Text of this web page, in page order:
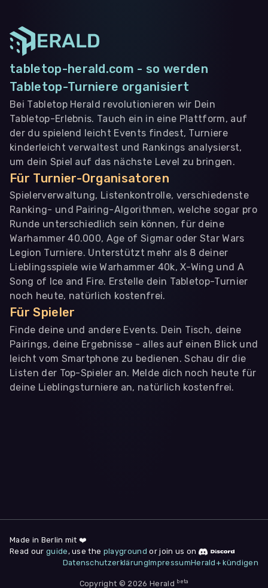
tabletop-herald.com - so werden
Tabletop-Turniere organisiert
Bei Tabletop Herald revolutionieren wir Dein
Tabletop-Erlebnis. Tauch ein in eine Plattform, auf
der du spielend leicht Events findest, Turniere
kinderleicht verwaltest und Rankings analysierst,
um dein Spiel auf das nächste Level zu bringen.
Für Turnier-Organisatoren
Spielerverwaltung, Listenkontrolle, verschiedenste
Ranking- und Pairing-Algorithmen, welche sogar pro
Runde unterschiedlich sein können, für deine
Warhammer 40.000, Age of Sigmar oder Star Wars
Legion Turniere. Unterstützt mehr als 8 deiner
Lieblingsspiele wie Warhammer 40k, X-Wing und A
Song of Ice and Fire. Erstelle dein Tabletop-Turnier
noch heute, natürlich kostenfrei.
Für Spieler
Finde deine und andere Events. Dein Tisch, deine
Pairings, deine Ergebnisse - alles auf einen Blick und
leicht vom Smartphone zu bedienen. Schau dir die
Listen der Top-Spieler an. Melde dich noch heute für
deine Lieblingsturniere an, natürlich kostenfrei.
deine Zustimmung jederzeit unter "
am Seitenende widerrufen.
Nur notwendige
Made in Berlin mit ❤️
Read our guide , use the playground or join us on
DatenschutzerklärungImpressumHerald+ kündigen
Copyright © 2026 Herald beta